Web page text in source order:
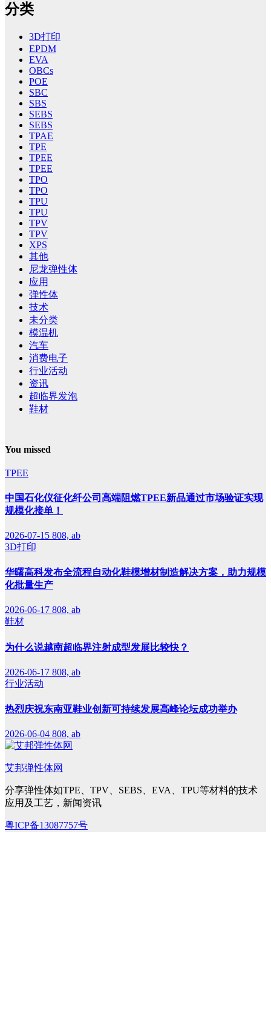
分类
3D打印
EPDM
EVA
OBCs
POE
SBC
SBS
SEBS
SEBS
TPAE
TPE
TPEE
TPEE
TPO
TPO
TPU
TPU
TPV
TPV
XPS
其他
尼龙弹性体
应用
弹性体
技术
未分类
模温机
汽车
消费电子
行业活动
资讯
超临界发泡
鞋材
You missed
TPEE
中国石化仪征化纤公司高端阻燃TPEE新品通过市场验证实现
规模化接单！
2026-07-15 808, ab
3D打印
华曙高科发布全流程自动化鞋模增材制造解决方案，助力规模
化批量生产
2026-06-17 808, ab
鞋材
为什么说越南超临界注射成型发展比较快？
2026-06-17 808, ab
行业活动
热烈庆祝东南亚鞋业创新可持续发展高峰论坛成功举办
2026-06-04 808, ab
艾邦弹性体网
分享弹性体如TPE、TPV、SEBS、EVA、TPU等材料的技术
应用及工艺，新闻资讯
粤ICP备13087757号